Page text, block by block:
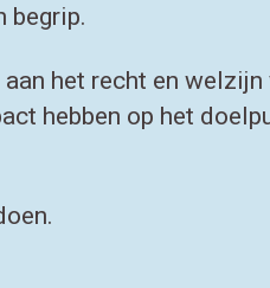
begrip.
het recht en welzijn
hebben op het